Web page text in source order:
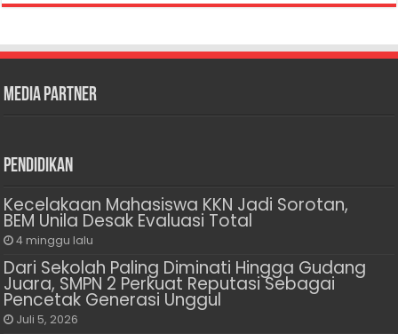
Media Partner
Pendidikan
Kecelakaan Mahasiswa KKN Jadi Sorotan,
BEM Unila Desak Evaluasi Total
4 minggu lalu
Dari Sekolah Paling Diminati Hingga Gudang
Juara, SMPN 2 Perkuat Reputasi Sebagai
Pencetak Generasi Unggul
Juli 5, 2026